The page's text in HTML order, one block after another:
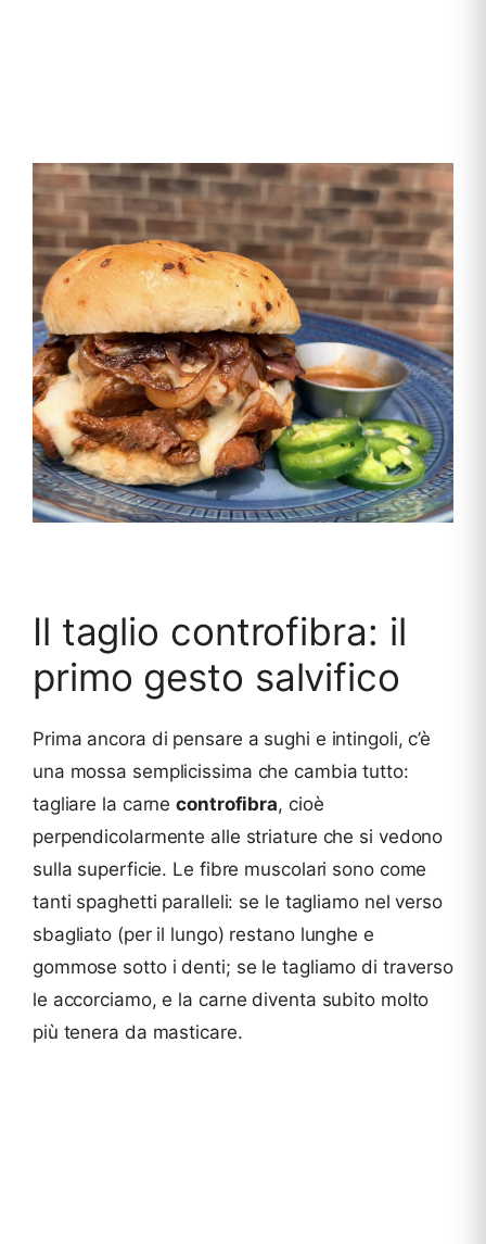
Il taglio controfibra: il
primo gesto salvifico
Prima ancora di pensare a sughi e intingoli, c’è
una mossa semplicissima che cambia tutto:
tagliare la carnecontrofibra, cioè
perpendicolarmente alle striature che si vedono
sulla superficie. Le fibre muscolari sono come
tanti spaghetti paralleli: se le tagliamo nel verso
sbagliato (per il lungo) restano lunghe e
gommose sotto i denti; se le tagliamo di traverso
le accorciamo, e la carne diventa subito molto
più tenera da masticare.